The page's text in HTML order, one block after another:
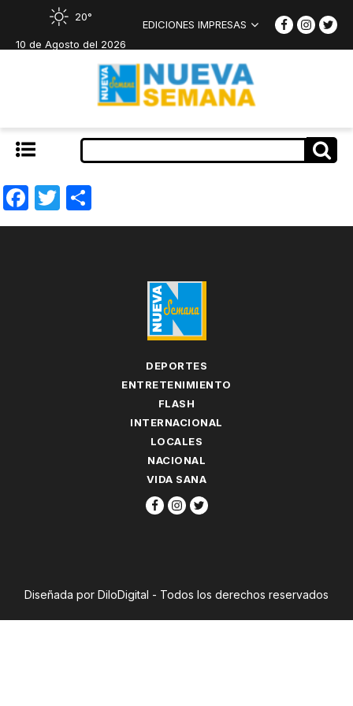
20°
10 de Agosto del 2026
EDICIONES IMPRESAS
Facebook
Twitter
DEPORTES
ENTRETENIMIENTO
FLASH
INTERNACIONAL
LOCALES
NACIONAL
VIDA SANA
Diseñada por DiloDigital - Todos los derechos reservados